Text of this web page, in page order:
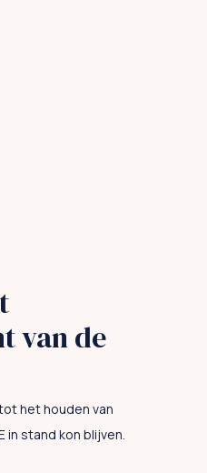
van de
het houden van
in stand kon blijven.